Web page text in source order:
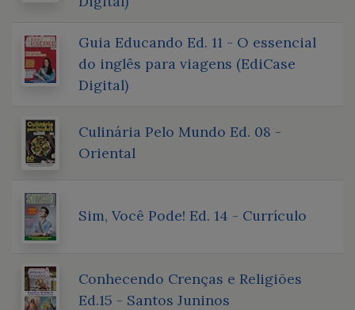
Guia Educando Ed. 11 - O essencial
do inglês para viagens (EdiCase
Digital)
Culinária Pelo Mundo Ed. 08 -
Oriental
Sim, Você Pode! Ed. 14 - Currículo
Conhecendo Crenças e Religiões
Ed.15 - Santos Juninos